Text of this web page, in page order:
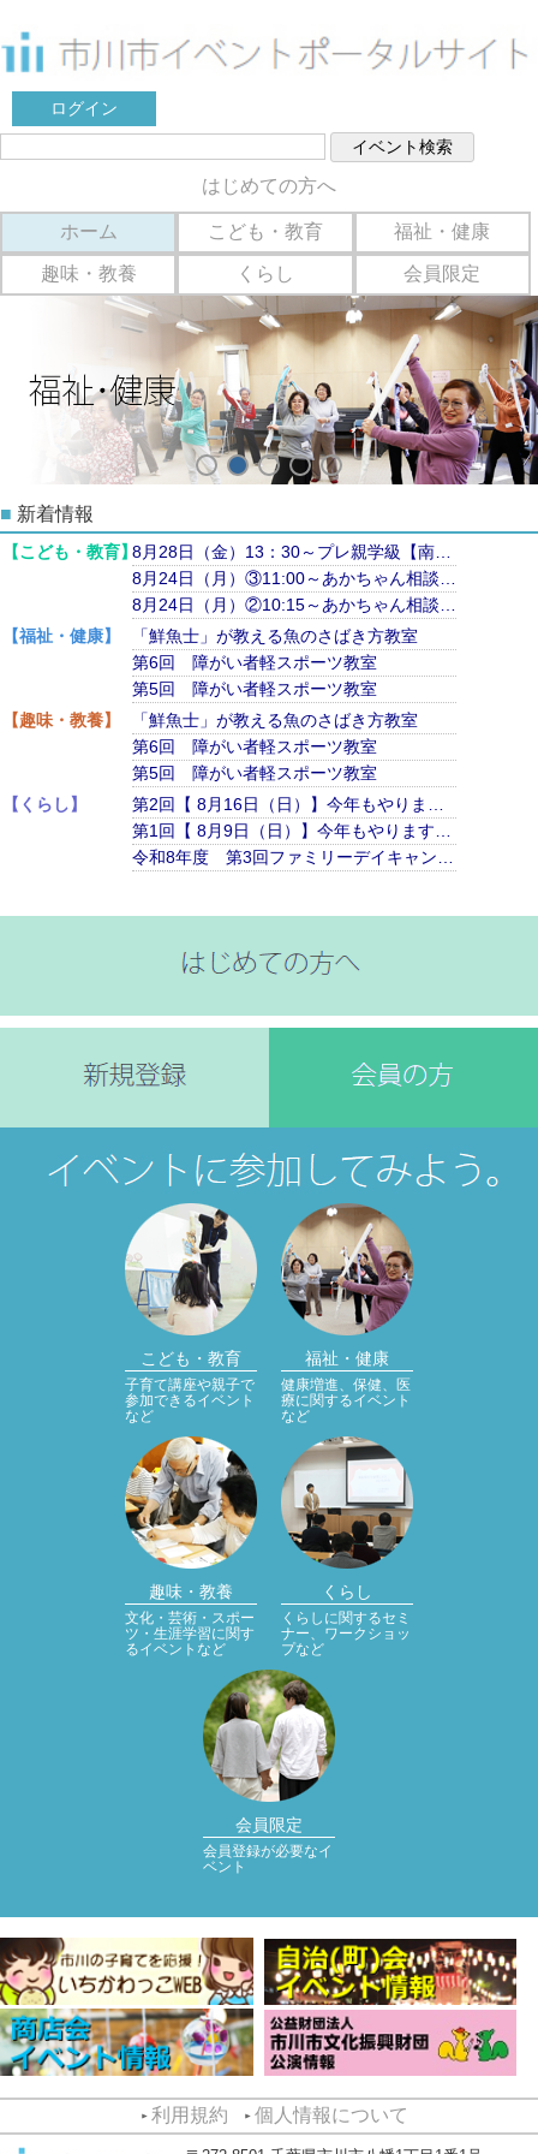
ログイン
はじめての方へ
ホーム こども・教育 福祉・健康
趣味・教養 くらし 会員限定
■ 新着情報
【こども・教育】
【福祉・健康】
「鮮魚士」が教える魚のさばき方教室
第6回 障がい者軽スポーツ教室
第5回 障がい者軽スポーツ教室
【趣味・教養】
「鮮魚士」が教える魚のさばき方教室
第6回 障がい者軽スポーツ教室
第5回 障がい者軽スポーツ教室
【くらし】
こども・教育
子育て講座や親子で
参加できるイベント
など
福祉・健康
健康増進、保健、医
療に関するイベント
など
趣味・教養
文化・芸術・スポー
ツ・生涯学習に関す
るイベントなど
くらし
くらしに関するセミ
ナー、ワークショッ
プなど
会員限定
会員登録が必要なイ
ベント
利用規約 個人情報について